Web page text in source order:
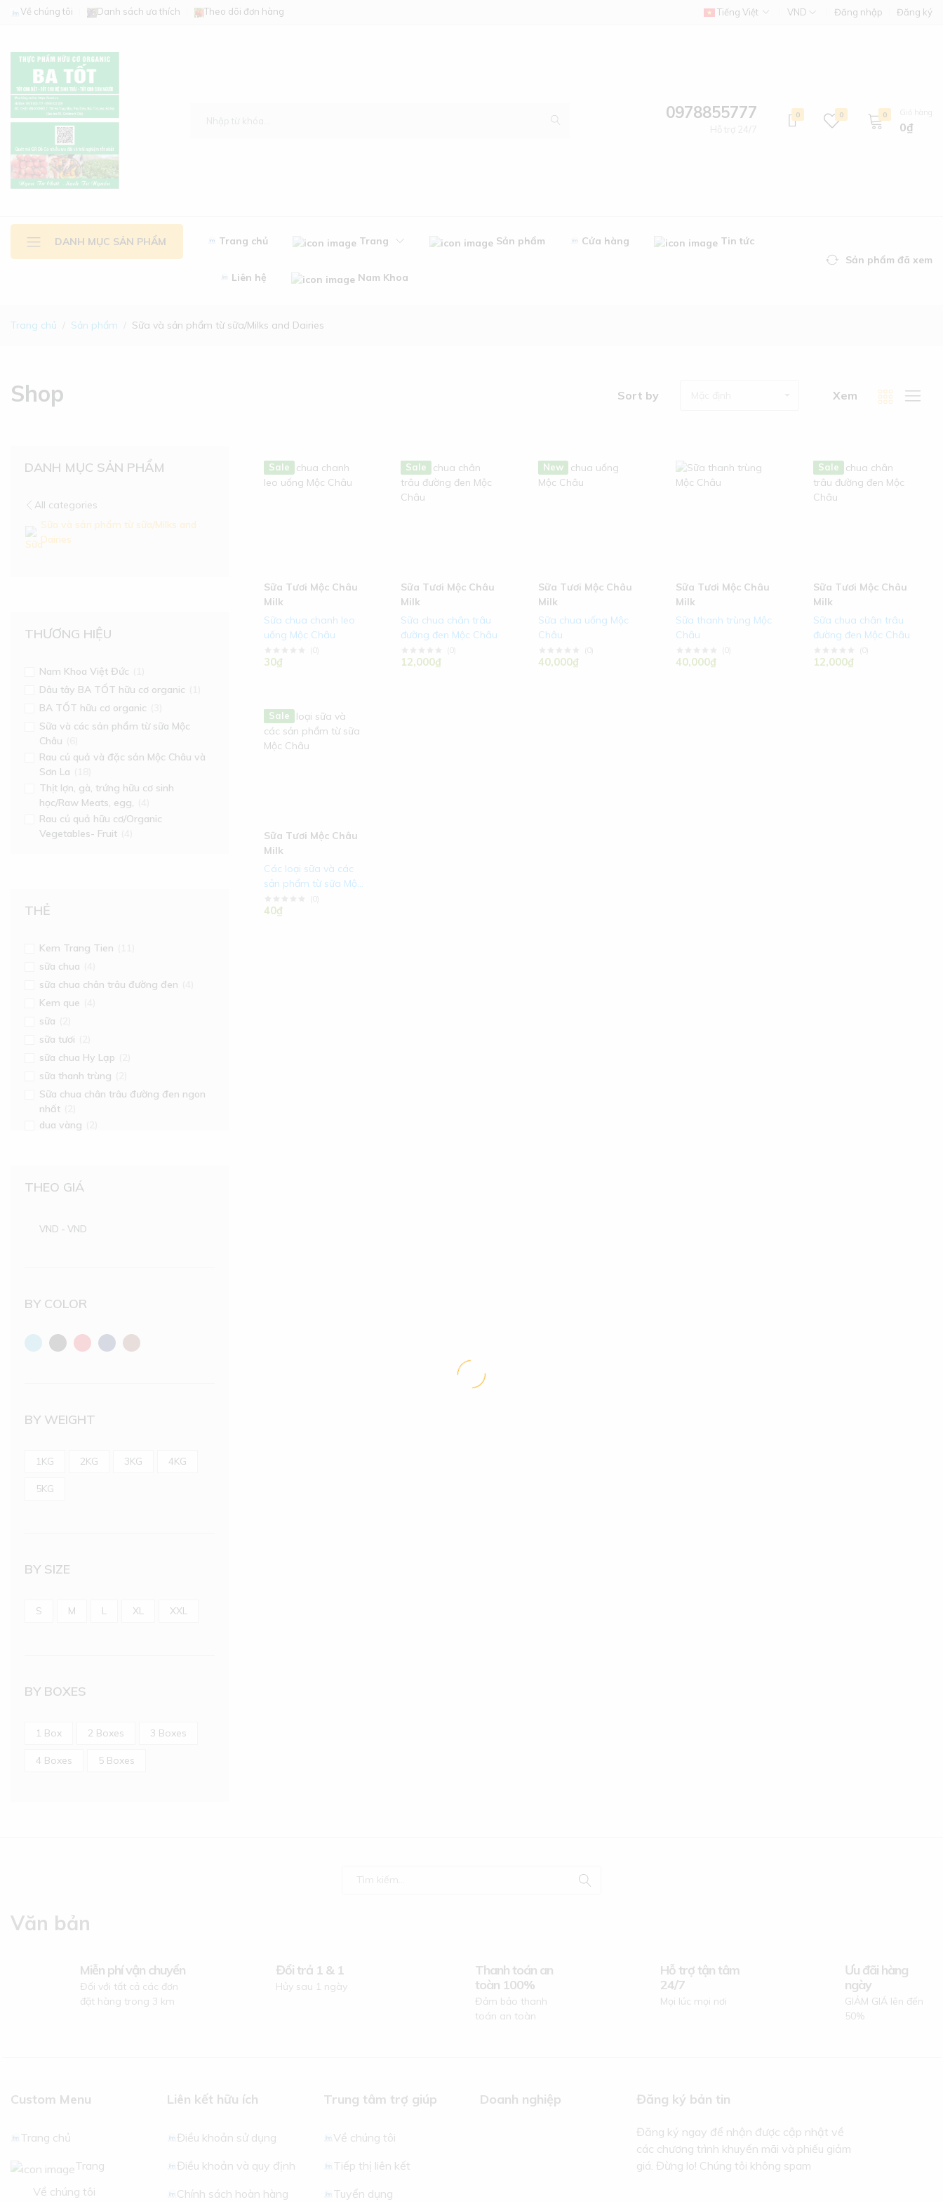
Về chúng tôi Danh sách ưa thích Theo dõi đơn hàng Tiếng Việt VND Đăng nhập Đăng ký
0978855777 0 0 0
0₫
DANH MỤC SẢN PHẨM Trang chủ Trang Sản phẩm Cửa hàng Tin tức
Liên hệ Nam Khoa
Sản phẩm đã xem
Trang chủ Sản phẩm Sữa và sản phẩm từ sữa/Milks and Dairies
Shop Sort by Xem
DANH MỤC SẢN PHẨM
All categories
Sữa và sản phẩm từ sữa/Milks and
Dairies
THƯƠNG HIỆU
Nam Khoa Việt Đức
Dâu tây BA TỐT hữu cơ organic
BA TỐT hữu cơ organic
Sữa và các sản phẩm từ sữa Mộc
Châu
Rau củ quả và đặc sản Mộc Châu và
Sơn La
Thịt lợn, gà, trứng hữu cơ sinh
học/Raw Meats, egg,
Rau củ quả hữu cơ/Organic
Vegetables- Fruit
THẺ
Kem Trang Tien
sữa chua
sữa chua chân trâu đường đen
Kem que
sữa
sữa tươi
sữa chua Hy Lạp
sữa thanh trùng
Sữa chua chân trâu đường đen ngon
nhất
dua vàng
THEO GIÁ
VND - VND
BY COLOR
BY WEIGHT
1KG 2KG 3KG 4KG
5KG
BY SIZE
S M L XL XXL
BY BOXES
1 Box 2 Boxes 3 Boxes
4 Boxes 5 Boxes
Hot
New
Sale
Sữa Tươi Mộc Châu
Milk
Sữa chua chanh leo
uống Mộc Châu
(0)
30₫
Hot
New
Sale
Sữa Tươi Mộc Châu
Milk
Sữa chua chân trâu
đường đen Mộc Châu
(0)
12,000₫
Hot
New
Sữa Tươi Mộc Châu
Milk
Sữa chua uống Mộc
Châu
(0)
40,000₫
Sữa Tươi Mộc Châu
Milk
Sữa thanh trùng Mộc
Châu
(0)
40,000₫
Hot
New
Sale
Sữa Tươi Mộc Châu
Milk
Sữa chua chân trâu
đường đen Mộc Châu
(0)
12,000₫
Hot
New
Sale
Sữa Tươi Mộc Châu
Milk
Các loại sữa và các
sản phẩm từ sữa Mộc
(0)
40₫
Văn bản
Miễn phí vận chuyển
Đối với tất cả các đơn
đặt hàng trong 3 km
Đổi trả 1 & 1
Hủy sau 1 ngày
Thanh toán an
toàn 100%
Đảm bảo thanh
toán an toàn
Hỗ trợ tận tâm
24/7
Mọi lúc mọi nơi
Ưu đãi hàng
ngày
GIẢM GIÁ lên đến
50%
Custom Menu
Trang chủ
Trang
Về chúng tôi
Liên kết hữu ích
Điều khoản sử dụng
Điều khoản và quy định
Chính sách hoàn hàng
Trung tâm trợ giúp
Về chúng tôi
Tiếp thị liên kết
Tuyển dụng
Doanh nghiệp Đăng ký bản tin
Đăng ký ngay để nhận được cập nhật về
các chương trình khuyến mãi và phiếu giảm
giá. Đừng lo! Chúng tôi không spam